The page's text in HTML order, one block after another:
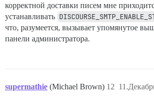
корректной доставки писем мне
устанавливать
что, разумеется, вызывает упомянутое
панели администратора.
supermathie (Michael Brown) 12